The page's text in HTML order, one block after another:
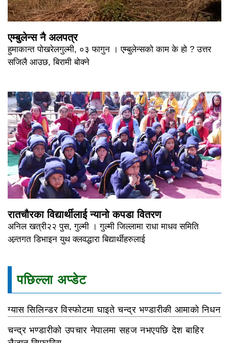
एम्बुलेन्स नै अलपत्र
हुमाकान्त पोखरेलगुल्मी, ०३ फागुन । एम्बुलेन्सको काम के हो ? उत्तर
सजिलै आउछ, बिरामी बोक्ने
रातचौरका विद्यार्थीलाई न्यानो कपडा वितरण
अनिल खत्री२२ पुस, गुल्मी । गुल्मी जिल्लामा राधा माधव समिति
अन्र्तगत डिभाइन युथ क्लवद्धारा बिद्यार्थीहरुलाई
पछिल्ला अप्डेट
ग्यास सिलिन्डर विस्फोटमा घाइते चन्द्र भण्डारीकी आमाको निधन
चन्द्र भण्डारीको उपचार नेपालमा सहज नभएपछि देश बाहिर